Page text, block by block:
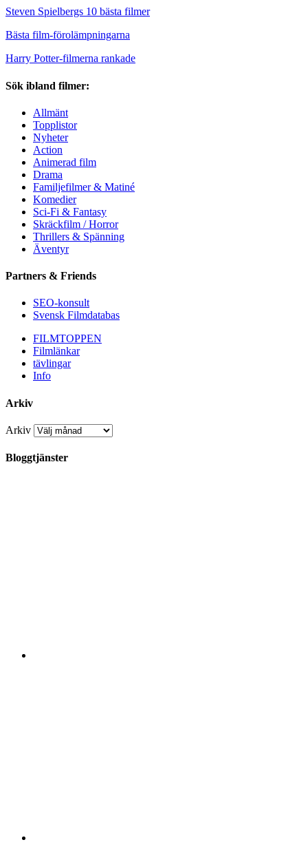
Steven Spielbergs 10 bästa filmer
Bästa film-förolämpningarna
Harry Potter-filmerna rankade
Sök ibland filmer:
Allmänt
Topplistor
Nyheter
Action
Animerad film
Drama
Familjefilmer & Matiné
Komedier
Sci-Fi & Fantasy
Skräckfilm / Horror
Thrillers & Spänning
Äventyr
Partners & Friends
SEO-konsult
Svensk Filmdatabas
FILMTOPPEN
Filmlänkar
tävlingar
Info
Arkiv
Arkiv
Bloggtjänster